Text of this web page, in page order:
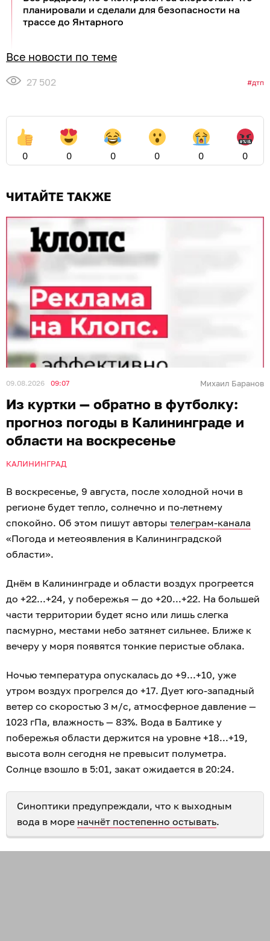
планировали и сделали для безопасности на
трассе до Янтарного
Все новости по теме
27 502 дтп
0 0 0 0 0 0
ЧИТАЙТЕ ТАКЖЕ
09.08.2026 09:07 Михаил Баранов
Из куртки — обратно в футболку:
прогноз погоды в Калининграде и
области на воскресенье
КАЛИНИНГРАД
В воскресенье, 9 августа, после холодной ночи в
регионе будет тепло, солнечно и по-летнему
спокойно. Об этом пишут авторы телеграм-канала
«Погода и метеоявления в Калининградской
области».
Днём в Калининграде и области воздух прогреется
до +22...+24, у побережья — до +20...+22. На большей
части территории будет ясно или лишь слегка
пасмурно, местами небо затянет сильнее. Ближе к
вечеру у моря появятся тонкие перистые облака.
Ночью температура опускалась до +9...+10, уже
утром воздух прогрелся до +17. Дует юго-западный
ветер со скоростью 3 м/с, атмосферное давление —
1023 гПа, влажность — 83%. Вода в Балтике у
побережья области держится на уровне +18...+19,
высота волн сегодня не превысит полуметра.
Солнце взошло в 5:01, закат ожидается в 20:24.
Синоптики предупреждали, что к выходным
вода в море начнёт постепенно остывать.